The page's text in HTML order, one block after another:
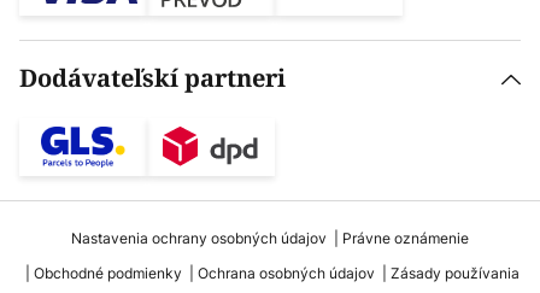
Dodávateľskí partneri
Nastavenia ochrany osobných údajov
Právne oznámenie
Obchodné podmienky
Ochrana osobných údajov Zásady používania